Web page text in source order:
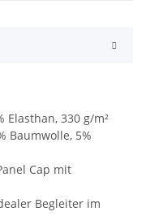
Elasthan, 330 g/m²
Baumwolle, 5%
Cap mit
Begleiter im